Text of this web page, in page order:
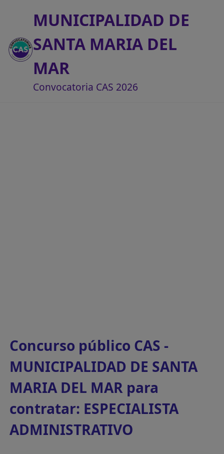
MUNICIPALIDAD DE
SANTA MARIA DEL
MAR
Convocatoria CAS 2026
Concurso público CAS -
MUNICIPALIDAD DE SANTA
MARIA DEL MAR para
contratar: ESPECIALISTA
ADMINISTRATIVO